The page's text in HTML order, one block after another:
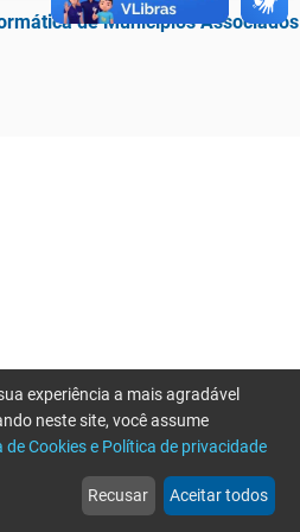
de Municípios Associados
web
Notícias
more_horiz
Mais
experiência a mais agradável
neste site, você assume
de Cookies e Política de privacidade
Recusar Aceitar todos
favor tente novamente